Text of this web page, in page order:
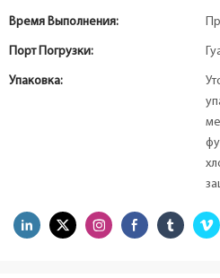
Время Выполнения:
Порт Погрузки:
Упаковка: